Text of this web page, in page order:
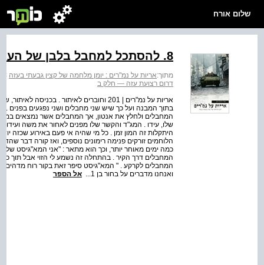
שלום אורח
8. להסתכל למחבל בלבן של העיניים
מתוך:אריות על נמ"רים : יומן מלחמה של קצין גבעתי בעזה >
דרום רצועת עזה — חלק ב
אריות על נמ"רים | 201 וחוברים לאיתור .
בתוך המבנה ועל כך שיש שני מחבלים ושני נפגעים
המחבלים ולחלץ את אנטון, אך המחבלים אשר נמצאים
הלוחמים זורקים פנימה רימונים נוספים, ואז קורה דבר
כמה ימים מאוחר יותר, וכך הוא מתאר : "אני המא"גיסט של
המחבלים דרך הקיר . בהתחלה זה נשמע לי הזוי אבל תוך
המחבלים לקרקע . " המא"גיסט סיפר זאת בקור רוח מדהים .
ואנחנו מדברים על בחור בן 1...
אל הספר